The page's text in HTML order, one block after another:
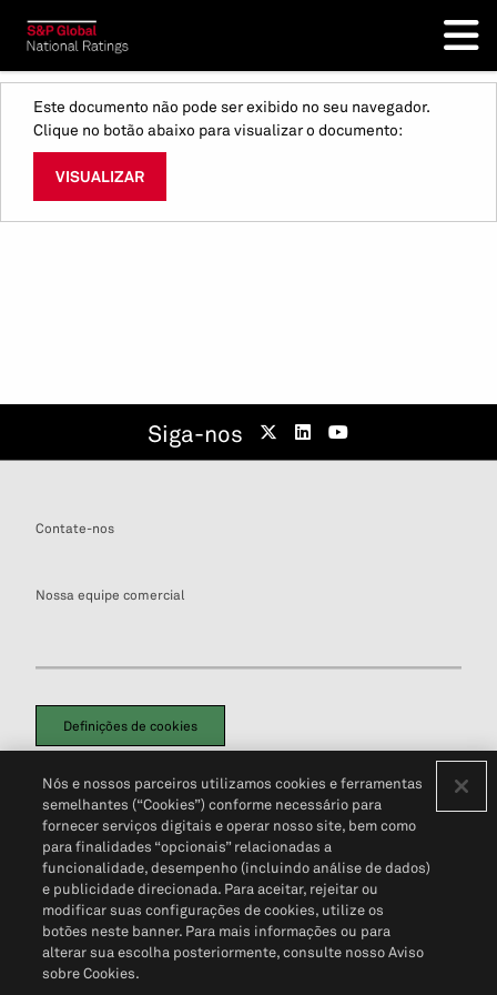
Este documento não pode ser exibido no seu navegador.
Clique no botão abaixo para visualizar o documento:
VISUALIZAR
Siga-nos
Contate-nos
Nossa equipe comercial
Definições de cookies
Política de PrivacidadePortal de privacidade do cliente (em inglês)
Não Venda Minhas Informações Pessoais© 2026 S&P Global
Nós e nossos parceiros utilizamos cookies e ferramentas
semelhantes (“Cookies”) conforme necessário para
fornecer serviços digitais e operar nosso site, bem como
para finalidades “opcionais” relacionadas a
funcionalidade, desempenho (incluindo análise de dados)
e publicidade direcionada. Para aceitar, rejeitar ou
modificar suas configurações de cookies, utilize os
botões neste banner. Para mais informações ou para
alterar sua escolha posteriormente, consulte nosso Aviso
sobre Cookies.